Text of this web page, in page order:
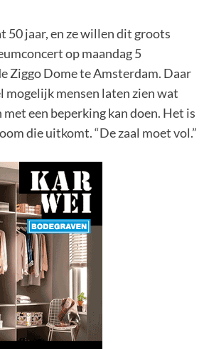
50 jaar, en ze willen dit groots
op maandag 5
Ziggo Dome te Amsterdam. Daar
mogelijk mensen laten zien wat
een beperking kan doen. Het is
die uitkomt. “De zaal moet vol.”